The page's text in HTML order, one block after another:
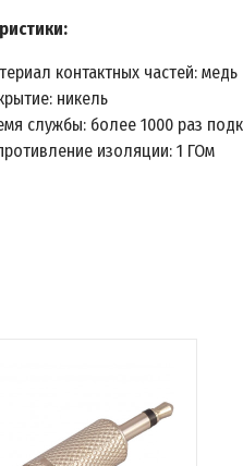
контактных частей: медь
никель
службы: более 1000 раз
изоляции: 1 ГОм